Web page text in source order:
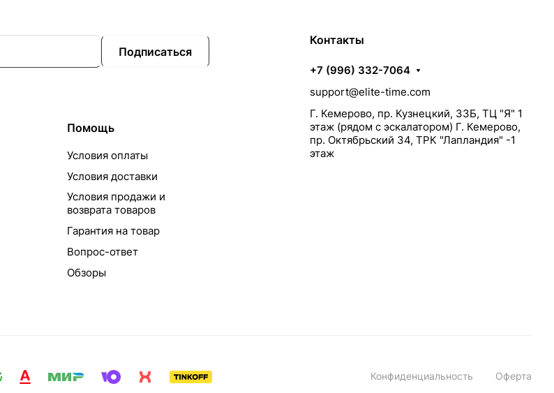
Подписаться
Помощь
Условия оплаты
Условия доставки
Условия продажи и
возврата товаров
Гарантия на товар
Вопрос-ответ
Обзоры
Контакты
+7 (996) 332-7064
support@elite-time.com
Г. Кемерово, пр. Кузнецкий, 33Б, ТЦ "Я" 1
этаж (рядом с эскалатором) Г. Кемерово,
пр. Октябрьский 34, ТРК "Лапландия" -1
этаж
Конфиденциальность Оферта